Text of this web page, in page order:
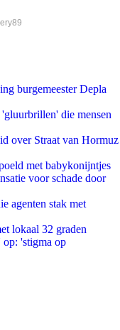
burgemeester Depla
die mensen
over Straat van Hormuz
met babykonijntjes
voor schade door
agenten stak met
lokaal 32 graden
'stigma op